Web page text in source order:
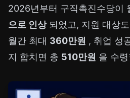
2026년부터 구직촉진수당이
으로 인상되었고, 지원 대상
월간 최대 360만원 , 취업 성
지 합치면 총 510만원 을 수